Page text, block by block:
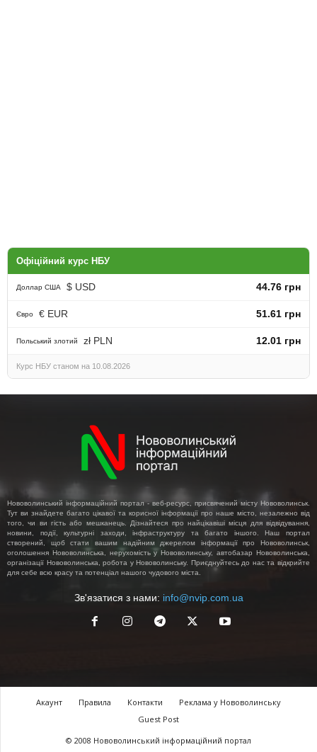
Офіційний курс НБУ
Доллар США $ USD 44.76 грн
Євро € EUR 51.61 грн
Польський злотий zł PLN 12.01 грн
Курс НБУ станом на 10.08.2026
Нововолинський інформаційний портал - веб-ресурс, присвячений місту Нововолинськ.
Тут ви знайдете багато цікавої та корисної інформації про наше місто, незалежно від
того, чи ви гість або мешканець. Дізнайтеся про найцікавіші місця для відвідування,
новини, події, культурні заходи, інфраструктуру та багато іншого. Наш портал
створений, щоб стати вашим надійним джерелом інформації про Нововолинськ,
оголошення Нововолинська, нерухомість у Нововолинську, автобазар Нововолинська,
організації Нововолинська, робота у Нововолинську. Приєднуйтесь до нас та відкрийте
для себе всю красу та потенціал нашого чудового міста.
Зв'язатися з нами: info@nvip.com.ua
Акаунт Правила Контакти
Реклама у Нововолинську
Guest Post
© 2008 Нововолинський інформаційний портал